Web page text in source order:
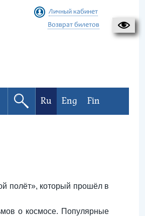
Личный кабинет
Возврат билетов
Ru Eng Fin
полёт», который прошёл в
о космосе. Популярные